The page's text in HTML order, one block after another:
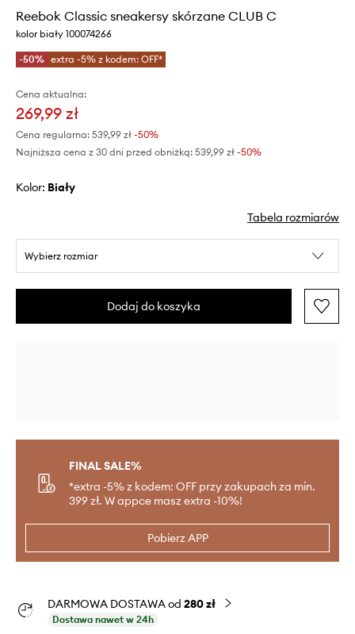
Reebok Classic sneakersy skórzane CLUB C
kolor biały 100074266
-50% extra -5% z kodem: OFF*
Cena aktualna:
269,99 zł
Cena regularna: 539,99 zł -50%
Najniższa cena z 30 dni przed obniżką: 539,99 zł -50%
Kolor: biały
Tabela rozmiarów
Wybierz rozmiar
Dodaj do koszyka
FINAL SALE%
*extra -5% z kodem: OFF przy zakupach za min.
399 zł. W appce masz extra -10%!
Pobierz APP
DARMOWA DOSTAWA od 280 zł
Dostawa nawet w 24h